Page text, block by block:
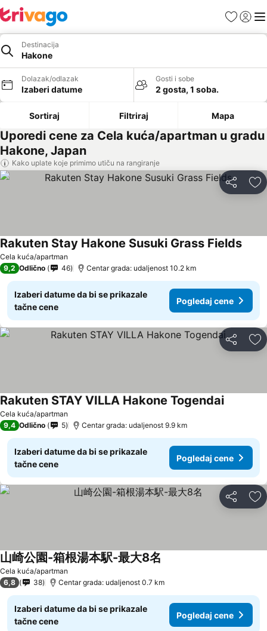
FavoritiPrijavi
Destinacija
Hakone
Dolazak/odlazak
Izaberi datume
Gosti i sobe
2 gosta, 1 soba.
Sortiraj Filtriraj Mapa
Uporedi cene za Cela kuća/apartman u gradu
Hakone, Japan
Kako uplate koje primimo utiču na rangiranje
Deli
Cela kuća/apartman
Rakuten Stay Hakone Susuki Grass Fields
9,2 Odlično 46 Centar grada: udaljenost 10.2 km
Izaberi datume da bi se prikazale
tačne cene
Pogledaj cene
Deli
Cela kuća/apartman
Rakuten STAY VILLA Hakone TogendaiPogledaj
9,4 Odlično 5 Centar grada: udaljenost 9.9 km
Izaberi datume da bi se prikazale
tačne cene
Pogledaj cene
Deli
Cela kuća/apartman
山崎公園-箱根湯本駅-最大8名
6,8 38 Centar grada: udaljenost 0.7 km
Izaberi datume da bi se prikazale
tačne cene
Pogledaj cene